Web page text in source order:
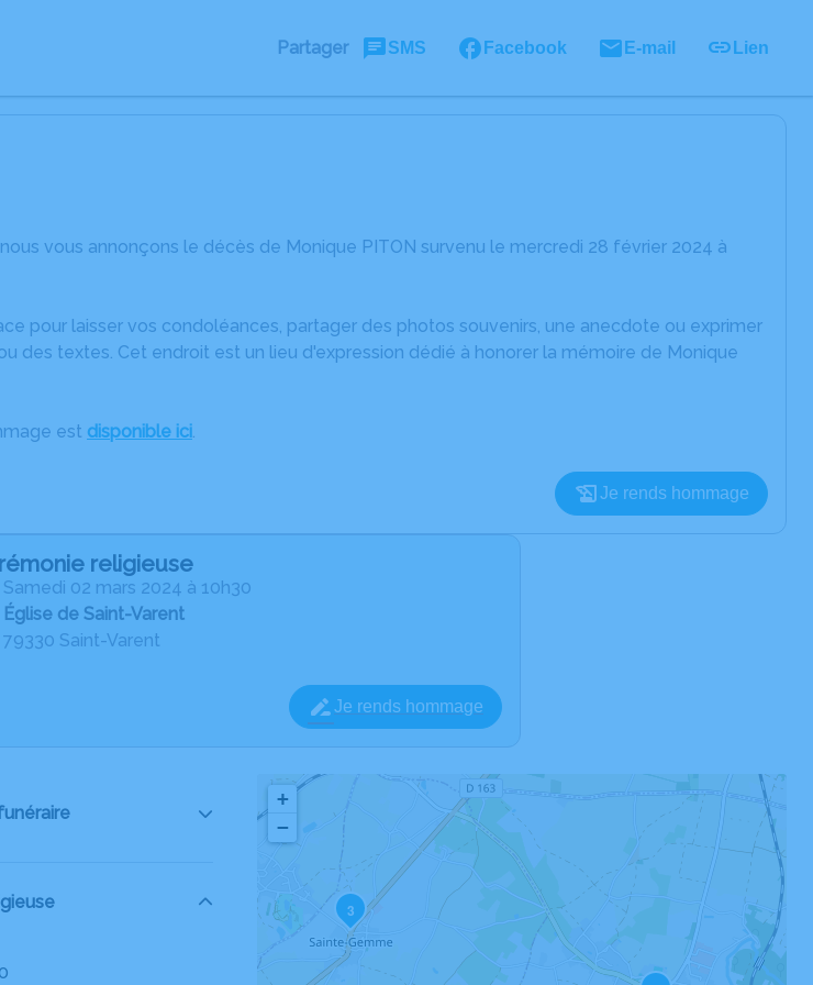
Partager SMS Facebook E-mail Lien
vous annonçons le décès de Monique PITON survenu le mercredi 28 février 2024 à
pour laisser vos condoléances, partager des photos souvenirs, une anecdote ou exprimer
des textes. Cet endroit est un lieu d'expression dédié à honorer la mémoire de Monique
est disponible ici.
Je rends hommage
religieuse
samedi 02 mars 2024 à 10h30
Église de Saint-Varent
79330 Saint-Varent
Je rends hommage
3
+
−